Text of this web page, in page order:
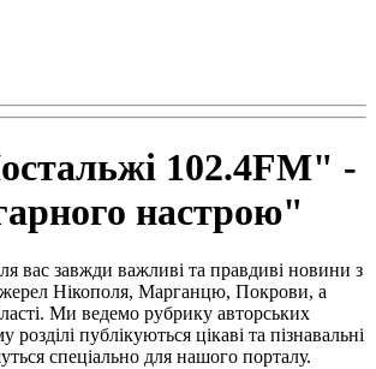
102.4FM" -
настрою"
вас завжди важливі та правдиві новини з
Нікополя, Марганцю, Покрови, а
Ми ведемо рубрику авторських
розділі публікуються цікаві та пізнавальні
спеціально для нашого порталу.